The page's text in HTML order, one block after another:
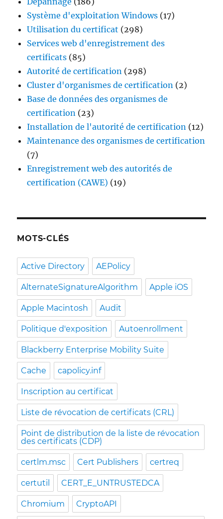
Système d'exploitation Windows (17)
Utilisation du certificat (298)
Services web d'enregistrement des
certificats (85)
Autorité de certification (298)
Cluster d'organismes de certification (2)
Base de données des organismes de
certification (23)
Installation de l'autorité de certification (12)
Maintenance des organismes de certification
(7)
Enregistrement web des autorités de
certification (CAWE) (19)
MOTS-CLÉS
Active Directory AEPolicy
AlternateSignatureAlgorithm Apple iOS
Apple Macintosh Audit
Politique d'exposition Autoenrollment
Blackberry Enterprise Mobility Suite
Cache capolicy.inf
Inscription au certificat
Liste de révocation de certificats (CRL)
Point de distribution de la liste de révocation
des certificats (CDP)
certlm.msc Cert Publishers certreq
certutil CERT_E_UNTRUSTEDCA
Chromium CryptoAPI